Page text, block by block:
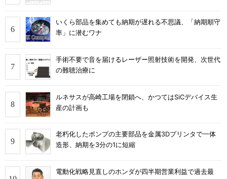
いくら部品を集めても納期が遅れる不思議、「納期順守
率」に潜むワナ
手術不要で音を届けるレーザー照射技術を開発、次世代
の難聴治療に
ルネサスが高崎工場を閉鎖へ、かつてはSiCデバイス生
産の計画も
老朽化したポンプの主要部品を金属3Dプリンタで一体
造形、納期を3分の1に短縮
電動化戦略見直しのホンダが四半期営業利益で過去最